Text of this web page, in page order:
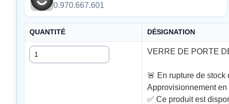
0.970.667.601
QUANTITÉ DÉSIGNATION
Quantité VERRE DE PORTE
🚨 En rupture de
Approvisionnement
✅ Ce produit est